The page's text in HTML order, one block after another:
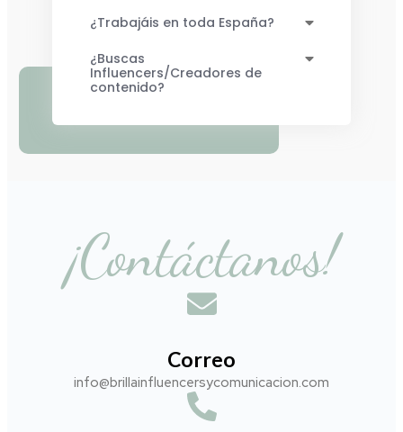
¿Trabajáis en toda España?
¿Buscas
Influencers/Creadores de
contenido?
¡Contáctanos!
Correo
info@brillainfluencersycomunicacion.com​